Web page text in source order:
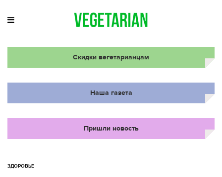
Скидки вегетарианцам
Наша газета
Пришли новость
ЗДОРОВЬЕ